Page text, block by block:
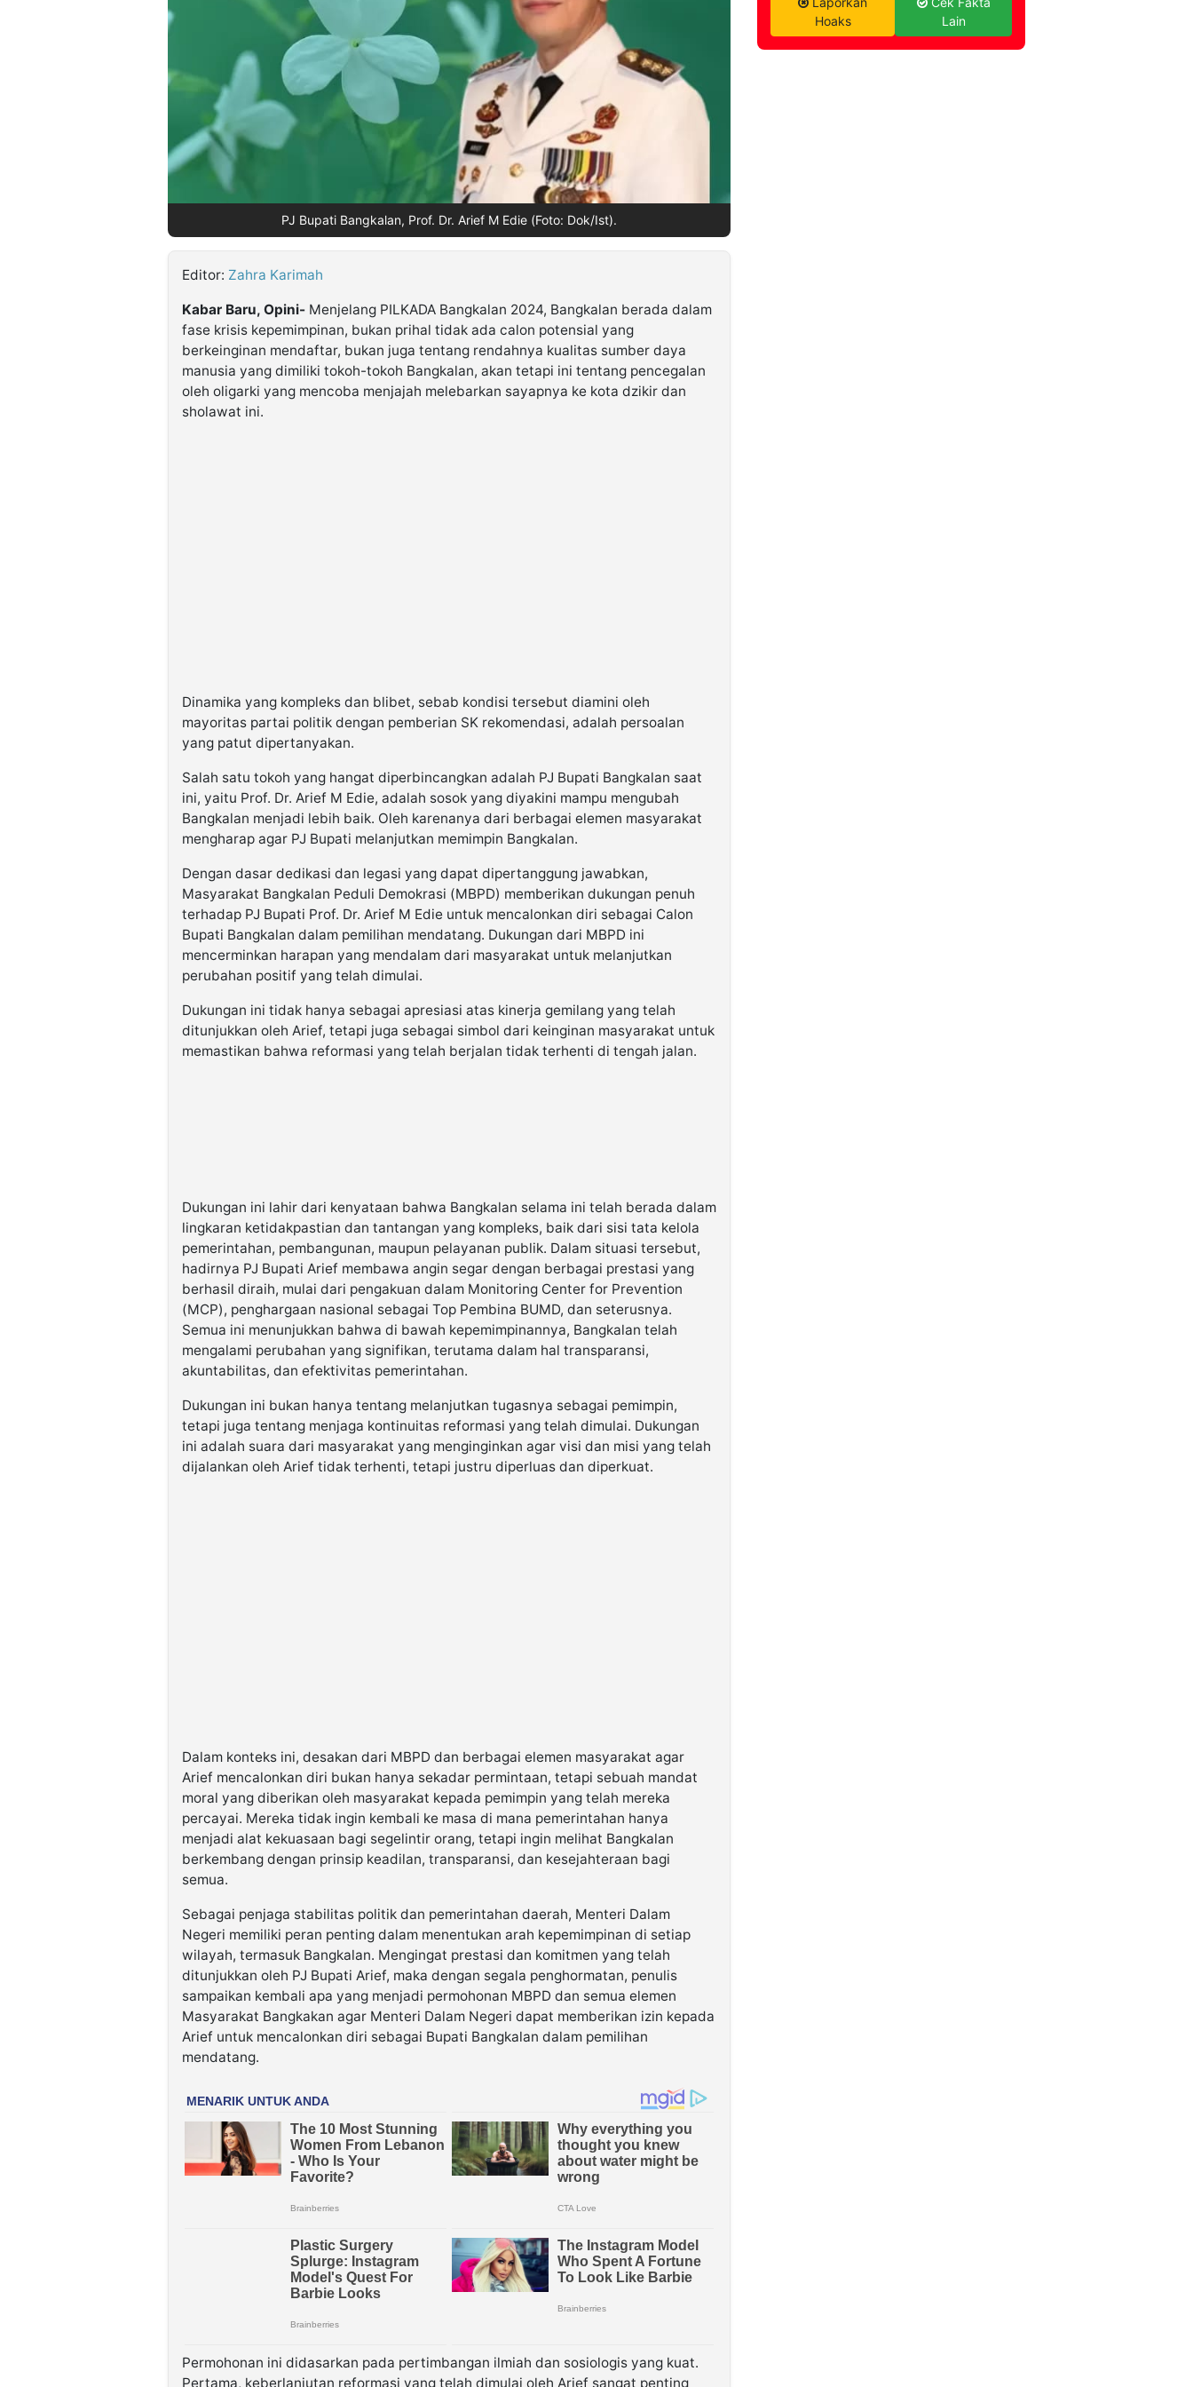
PJ Bupati Bangkalan, Prof. Dr. Arief M Edie (Foto: Dok/Ist).
Editor: Zahra Karimah
Kabar Baru, Opini- Menjelang PILKADA Bangkalan 2024, Bangkalan berada dalam
fase krisis kepemimpinan, bukan prihal tidak ada calon potensial yang
berkeinginan mendaftar, bukan juga tentang rendahnya kualitas sumber daya
manusia yang dimiliki tokoh-tokoh Bangkalan, akan tetapi ini tentang pencegalan
oleh oligarki yang mencoba menjajah melebarkan sayapnya ke kota dzikir dan
sholawat ini.
Dinamika yang kompleks dan blibet, sebab kondisi tersebut diamini oleh
mayoritas partai politik dengan pemberian SK rekomendasi, adalah persoalan
yang patut dipertanyakan.
Salah satu tokoh yang hangat diperbincangkan adalah PJ Bupati Bangkalan saat
ini, yaitu Prof. Dr. Arief M Edie, adalah sosok yang diyakini mampu mengubah
Bangkalan menjadi lebih baik. Oleh karenanya dari berbagai elemen masyarakat
mengharap agar PJ Bupati melanjutkan memimpin Bangkalan.
Dengan dasar dedikasi dan legasi yang dapat dipertanggung jawabkan,
Masyarakat Bangkalan Peduli Demokrasi (MBPD) memberikan dukungan penuh
terhadap PJ Bupati Prof. Dr. Arief M Edie untuk mencalonkan diri sebagai Calon
Bupati Bangkalan dalam pemilihan mendatang. Dukungan dari MBPD ini
mencerminkan harapan yang mendalam dari masyarakat untuk melanjutkan
perubahan positif yang telah dimulai.
Dukungan ini tidak hanya sebagai apresiasi atas kinerja gemilang yang telah
ditunjukkan oleh Arief, tetapi juga sebagai simbol dari keinginan masyarakat untuk
memastikan bahwa reformasi yang telah berjalan tidak terhenti di tengah jalan.
Dukungan ini lahir dari kenyataan bahwa Bangkalan selama ini telah berada dalam
lingkaran ketidakpastian dan tantangan yang kompleks, baik dari sisi tata kelola
pemerintahan, pembangunan, maupun pelayanan publik. Dalam situasi tersebut,
hadirnya PJ Bupati Arief membawa angin segar dengan berbagai prestasi yang
berhasil diraih, mulai dari pengakuan dalam Monitoring Center for Prevention
(MCP), penghargaan nasional sebagai Top Pembina BUMD, dan seterusnya.
Semua ini menunjukkan bahwa di bawah kepemimpinannya, Bangkalan telah
mengalami perubahan yang signifikan, terutama dalam hal transparansi,
akuntabilitas, dan efektivitas pemerintahan.
Dukungan ini bukan hanya tentang melanjutkan tugasnya sebagai pemimpin,
tetapi juga tentang menjaga kontinuitas reformasi yang telah dimulai. Dukungan
ini adalah suara dari masyarakat yang menginginkan agar visi dan misi yang telah
dijalankan oleh Arief tidak terhenti, tetapi justru diperluas dan diperkuat.
Dalam konteks ini, desakan dari MBPD dan berbagai elemen masyarakat agar
Arief mencalonkan diri bukan hanya sekadar permintaan, tetapi sebuah mandat
moral yang diberikan oleh masyarakat kepada pemimpin yang telah mereka
percayai. Mereka tidak ingin kembali ke masa di mana pemerintahan hanya
menjadi alat kekuasaan bagi segelintir orang, tetapi ingin melihat Bangkalan
berkembang dengan prinsip keadilan, transparansi, dan kesejahteraan bagi
semua.
Sebagai penjaga stabilitas politik dan pemerintahan daerah, Menteri Dalam
Negeri memiliki peran penting dalam menentukan arah kepemimpinan di setiap
wilayah, termasuk Bangkalan. Mengingat prestasi dan komitmen yang telah
ditunjukkan oleh PJ Bupati Arief, maka dengan segala penghormatan, penulis
sampaikan kembali apa yang menjadi permohonan MBPD dan semua elemen
Masyarakat Bangkakan agar Menteri Dalam Negeri dapat memberikan izin kepada
Arief untuk mencalonkan diri sebagai Bupati Bangkalan dalam pemilihan
mendatang.
Permohonan ini didasarkan pada pertimbangan ilmiah dan sosiologis yang kuat.
Pertama, keberlanjutan reformasi yang telah dimulai oleh Arief sangat penting
Hoaks
Lain